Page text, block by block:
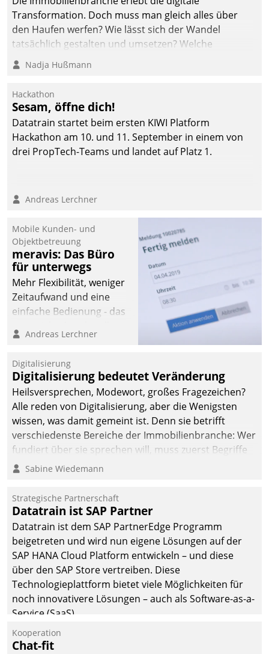
Transformation. Doch muss man gleich alles über
den Haufen werfen? Wie lässt sich der Wandel
tatsächlich gestalten und umsetzen? Welche
Argumente zählen wirklich?
Nadja Hußmann
Hackathon
Sesam, öffne dich!
Datatrain startet beim ersten KIWI Platform
Hackathon am 10. und 11. September in einem von
drei PropTech-Teams und landet auf Platz 1.
Andreas Lerchner
Mobile Kunden- und
Objektbetreuung
meravis: Das Büro
für unterwegs
Mehr Flexibilität, weniger
Zeitaufwand und eine
einfache Bedienung - das
Cockpit für mobile
Datatrain. Die meravis
Wohnungsbau- und
Immobilien GmbH hat
sich dabei für den Betrieb
der Lösung über die SAP
Cloud Platform
entschieden - als erstes
Unternehmen am
Andreas Lerchner
Digitalisierung
Digitalisierung bedeutet Veränderung
Heilsversprechen, Modewort, großes Fragezeichen?
Alle reden von Digitalisierung, aber die Wenigsten
wissen, was damit gemeint ist. Denn sie betrifft
verschiedenste Bereiche der Immobilienbranche: Wer
fundiert über sie sprechen will, muss zuerst Begriffe
klären. Ein Aspekt ist die betriebliche Optimierung:
Einsparungen durch optimierte und automatisierte
Prozesse. Doch man darf nicht zu viel erwarten: Allein
mit der Einführung einer neuen Software ist es nicht
getan. Die Digitalisierung erfordert von Unternehmen
die Bereitschaft, sich zu überprüfen, zu hinterfragen
und zu verändern.
Sabine Wiedemann
Strategische Partnerschaft
Datatrain ist SAP Partner
Datatrain ist dem SAP PartnerEdge Programm
beigetreten und wird nun eigene Lösungen auf der
SAP HANA Cloud Platform entwickeln – und diese
über den SAP Store vertreiben. Diese
Technologieplattform bietet viele Möglichkeiten für
noch innovativere Lösungen – auch als Software-as-a-
Service (SaaS).
Kooperation
Chat-fit